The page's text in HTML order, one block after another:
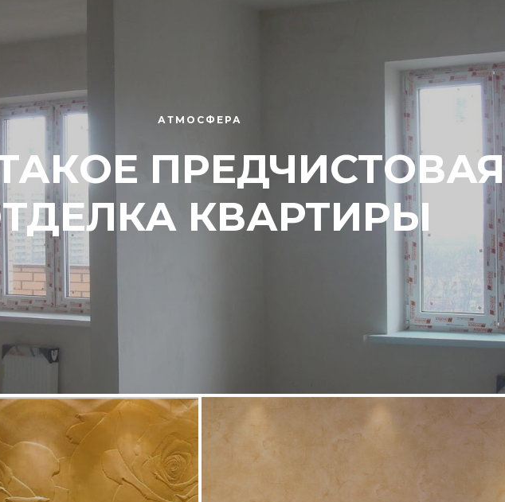
АТМОСФЕРА
ПРЕДЧИСТОВАЯ
КВАРТИРЫ